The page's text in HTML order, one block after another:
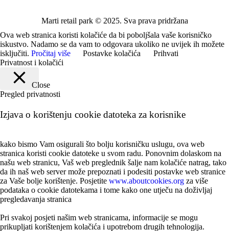
Marti retail park © 2025. Sva prava pridržana
Ova web stranica koristi kolačiće da bi poboljšala vaše korisničko
iskustvo. Nadamo se da vam to odgovara ukoliko ne uvijek ih možete
isključiti. Pročitaj više Postavke kolačića
Prihvati
Privatnost i kolačići
Close
Pregled privatnosti
Izjava o korištenju cookie datoteka za korisnike
kako bismo Vam osigurali što bolju korisničku uslugu, ova web
stranica koristi cookie datoteke u svom radu. Ponovnim dolaskom na
našu web stranicu, Vaš web preglednik šalje nam kolačiće natrag, tako
da ih naš web server može prepoznati i podesiti postavke web stranice
za Vaše bolje korištenje. Posjetite www.aboutcookies.org za više
podataka o cookie datotekama i tome kako one utječu na doživljaj
pregledavanja stranica
Pri svakoj posjeti našim web stranicama, informacije se mogu
prikupljati korištenjem kolačića i upotrebom drugih tehnologija.